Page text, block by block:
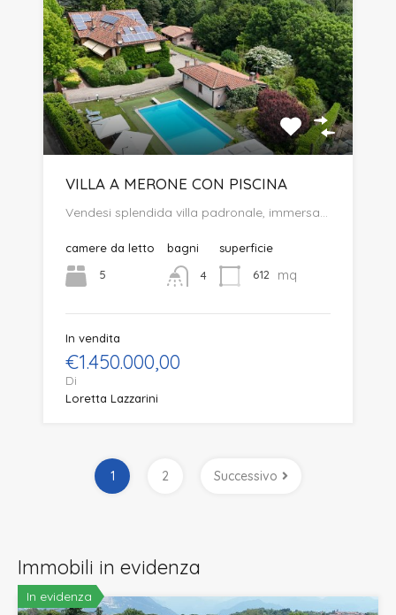
VILLA A MERONE CON PISCINA
Vendesi splendida villa padronale, immersa…
camere da letto
5
bagni
4
superficie
612
mq
In vendita
€1.450.000,00
Di
Loretta Lazzarini
1 2 Successivo
Immobili in evidenza
In evidenza